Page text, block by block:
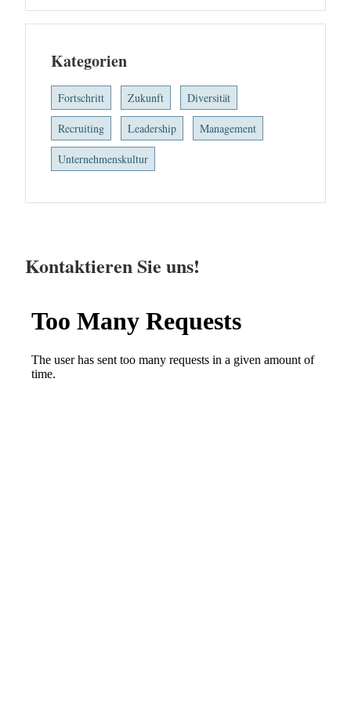
Kategorien
Fortschritt Zukunft Diversität
Recruiting Leadership Management
Unternehmenskultur
Kontaktieren Sie uns!